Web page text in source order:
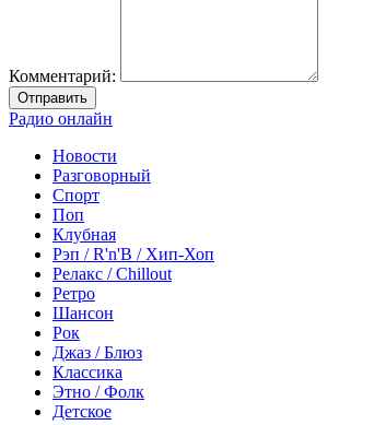
Комментарий:
Отправить
Радио онлайн
Новости
Разговорный
Спорт
Поп
Клубная
Рэп / R'n'B / Хип-Хоп
Релакс / Chillout
Ретро
Шансон
Рок
Джаз / Блюз
Классика
Этно / Фолк
Детское